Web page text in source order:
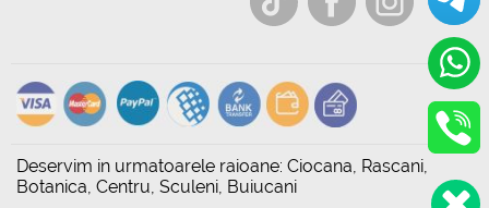
Deservim in urmatoarele raioane: Ciocana, Rascani,
Botanica, Centru, Sculeni, Buiucani